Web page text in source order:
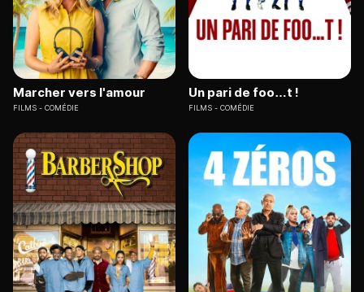
Marcher vers l'amour
FILMS COMÉDIE
Un pari de foo…t !
FILMS COMÉDIE